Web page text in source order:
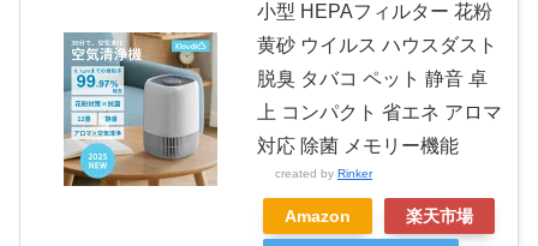
小型 HEPAフィルター 花粉
黄砂 ウイルス ハウスダスト
脱臭 タバコ ペット 静音 卓
上 コンパクト 省エネ アロマ
対応 除菌 メモリー機能
created by Rinker
Amazon 楽天市場